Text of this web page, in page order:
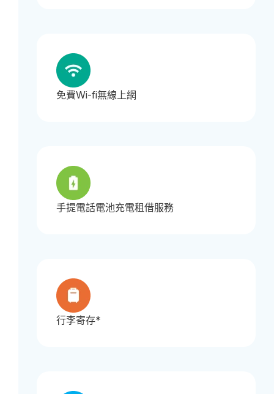
免費Wi-fi無線上網
手提電話電池充電租借服務
行李寄存*